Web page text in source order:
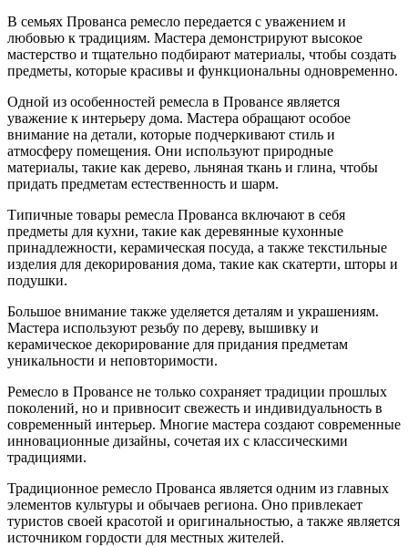
В семьях Прованса ремесло передается с уважением и
любовью к традициям. Мастера демонстрируют высокое
мастерство и тщательно подбирают материалы, чтобы создать
предметы, которые красивы и функциональны одновременно.
Одной из особенностей ремесла в Провансе является
уважение к интерьеру дома. Мастера обращают особое
внимание на детали, которые подчеркивают стиль и
атмосферу помещения. Они используют природные
материалы, такие как дерево, льняная ткань и глина, чтобы
придать предметам естественность и шарм.
Типичные товары ремесла Прованса включают в себя
предметы для кухни, такие как деревянные кухонные
принадлежности, керамическая посуда, а также текстильные
изделия для декорирования дома, такие как скатерти, шторы и
подушки.
Большое внимание также уделяется деталям и украшениям.
Мастера используют резьбу по дереву, вышивку и
керамическое декорирование для придания предметам
уникальности и неповторимости.
Ремесло в Провансе не только сохраняет традиции прошлых
поколений, но и привносит свежесть и индивидуальность в
современный интерьер. Многие мастера создают современные
инновационные дизайны, сочетая их с классическими
традициями.
Традиционное ремесло Прованса является одним из главных
элементов культуры и обычаев региона. Оно привлекает
туристов своей красотой и оригинальностью, а также является
источником гордости для местных жителей.